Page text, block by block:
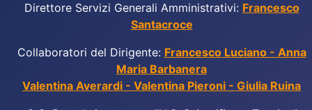
Direttore Servizi Generali Amministrativi: Francesco
Santacroce
Collaboratori del Dirigente: Francesco Luciano - Anna
Maria Barbanera
Valentina Averardi - Valentina Pieroni - Giulia Ruina